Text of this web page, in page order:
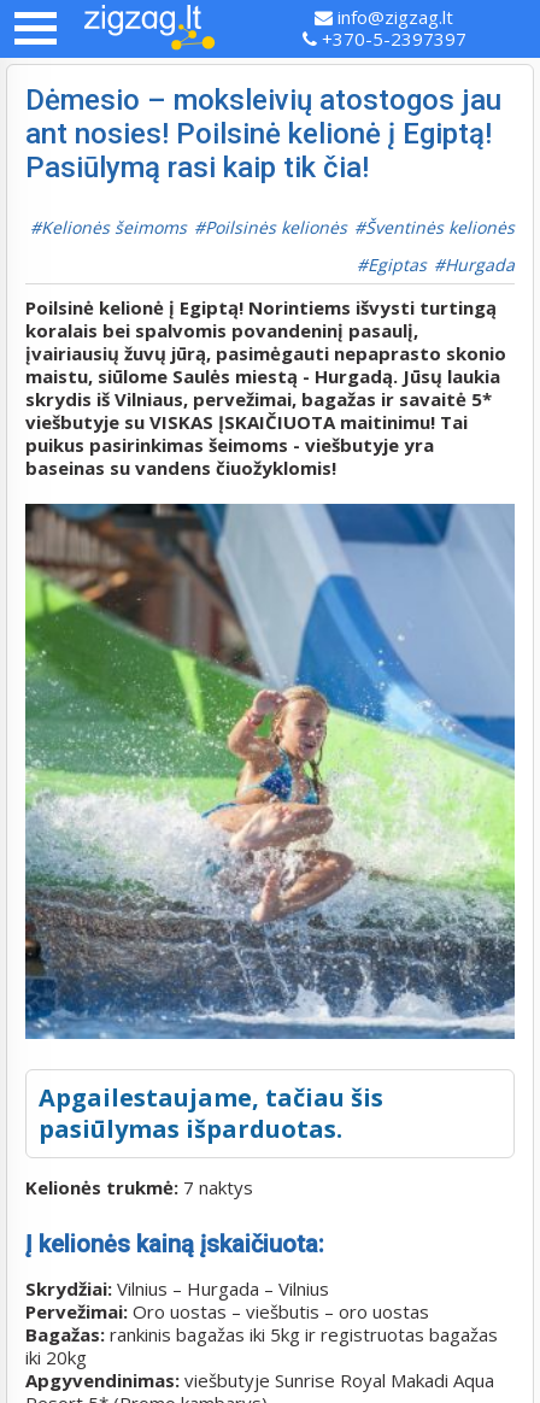
info@zigzag.lt
+370-5-2397397
Dėmesio – moksleivių atostogos jau
ant nosies! Poilsinė kelionė į Egiptą!
Pasiūlymą rasi kaip tik čia!
Kelionės šeimoms Poilsinės kelionės
Šventinės kelionės
Egiptas
Hurgada
Poilsinė kelionė į Egiptą! Norintiems išvysti turtingą
koralais bei spalvomis povandeninį pasaulį,
įvairiausių žuvų jūrą, pasimėgauti nepaprasto skonio
maistu, siūlome Saulės miestą - Hurgadą. Jūsų laukia
skrydis iš Vilniaus, pervežimai, bagažas ir savaitė 5*
viešbutyje su VISKAS ĮSKAIČIUOTA maitinimu! Tai
puikus pasirinkimas šeimoms - viešbutyje yra
baseinas su vandens čiuožyklomis!
Apgailestaujame, tačiau šis
pasiūlymas išparduotas.
Kelionės trukmė: 7 naktys
Į kelionės kainą įskaičiuota:
Skrydžiai: Vilnius – Hurgada – Vilnius
Pervežimai: Oro uostas – viešbutis – oro uostas
Bagažas: rankinis bagažas iki 5kg ir registruotas bagažas
iki 20kg
Apgyvendinimas: viešbutyje Sunrise Royal Makadi Aqua